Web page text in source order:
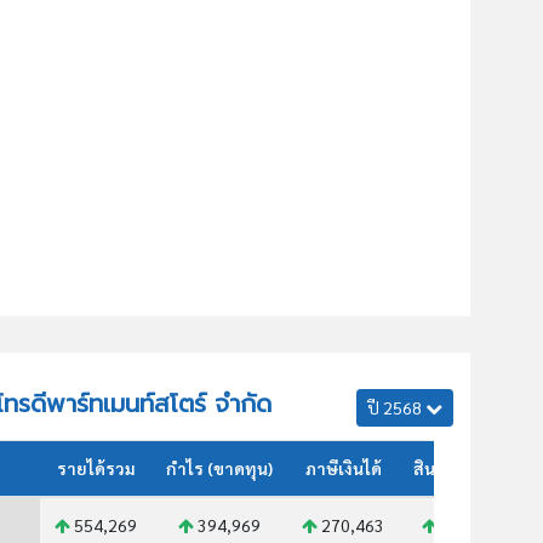
รดีพาร์ทเมนท์สโตร์ จำกัด ปี 2568
รายได้รวม กำไร (ขาดทุน) ภาษีเงินได้ สินทรัพย์รวม
554,269 394,969 270,463